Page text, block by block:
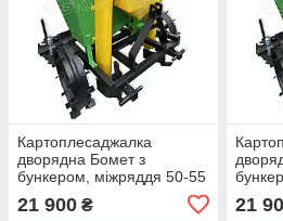
Картоплесаджалка
дворядна Бомет з
бункером, міжряддя 50-55
21 900 ₴ 21